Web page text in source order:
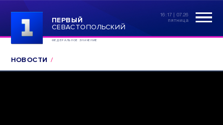
ПЕРВЫЙ
СЕВАСТОПОЛЬСКИЙ
ФЕДЕРАЛЬНОЕ ЗНАЧЕНИЕ
16:17 | 07.26
пятница
НОВОСТИ